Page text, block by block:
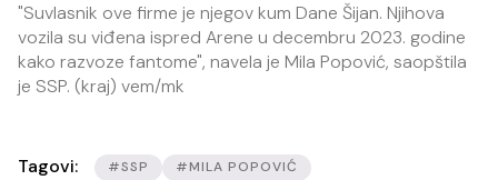
"Suvlasnik ove firme je njegov kum Dane Šijan. Njihova
vozila su viđena ispred Arene u decembru 2023. godine
kako razvoze fantome", navela je Mila Popović, saopštila
je SSP. (kraj) vem/mk
Tagovi: #SSP
#MILA POPOVIĆ